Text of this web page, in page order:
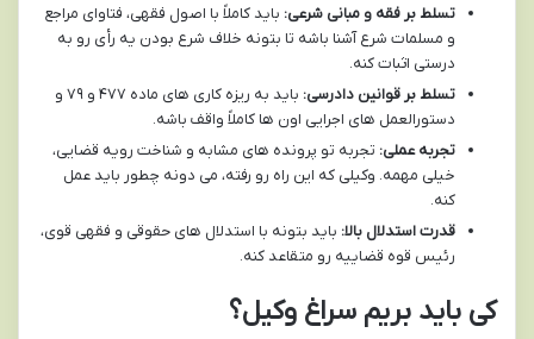
تسلط بر فقه و مبانی شرعی: باید کاملاً با اصول فقهی، فتاوای مراجع
و مسلمات شرع آشنا باشه تا بتونه خلاف شرع بودن یه رأی رو به
درستی اثبات کنه.
تسلط بر قوانین دادرسی:
باید به ریزه کاری های ماده ۴۷۷ و ۷۹ و
دستورالعمل های اجرایی اون ها کاملاً واقف باشه.
تجربه عملی: تجربه تو پرونده های مشابه و شناخت رویه قضایی،
خیلی مهمه. وکیلی که این راه رو رفته، می دونه چطور باید عمل
کنه.
قدرت استدلال بالا: باید بتونه با استدلال های حقوقی و فقهی قوی،
رئیس قوه قضاییه رو متقاعد کنه.
کی باید بریم سراغ وکیل؟